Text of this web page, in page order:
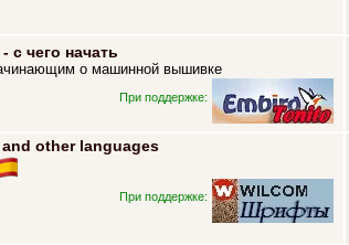
чего начать
о машинной вышивке
При поддержке:
other languages
При поддержке: